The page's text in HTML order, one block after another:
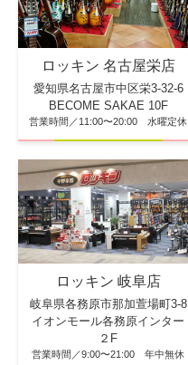
ロッキン 名古屋栄店
愛知県名古屋市中区栄3-32-6
BECOME SAKAE 10F
営業時間／11:00〜20:00 水曜定休
ロッキン 岐阜店
岐阜県各務原市那加萱場町3-8
イオンモール各務原インター
２F
営業時間／9:00〜21:00 年中無休